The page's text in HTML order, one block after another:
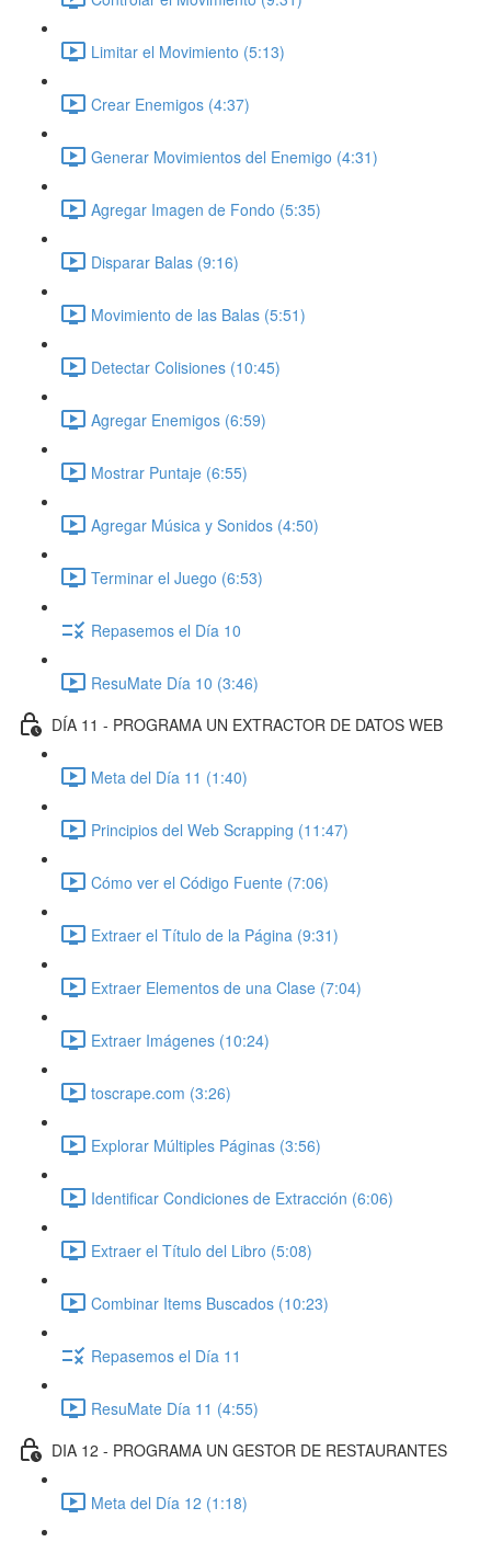
Limitar el Movimiento (5:13)
Crear Enemigos (4:37)
Generar Movimientos del Enemigo (4:31)
Agregar Imagen de Fondo (5:35)
Disparar Balas (9:16)
Movimiento de las Balas (5:51)
Detectar Colisiones (10:45)
Agregar Enemigos (6:59)
Mostrar Puntaje (6:55)
Agregar Música y Sonidos (4:50)
Terminar el Juego (6:53)
Repasemos el Día 10
ResuMate Día 10 (3:46)
DÍA 11 - PROGRAMA UN EXTRACTOR DE DATOS WEB
Meta del Día 11 (1:40)
Principios del Web Scrapping (11:47)
Cómo ver el Código Fuente (7:06)
Extraer el Título de la Página (9:31)
Extraer Elementos de una Clase (7:04)
Extraer Imágenes (10:24)
toscrape.com (3:26)
Explorar Múltiples Páginas (3:56)
Identificar Condiciones de Extracción (6:06)
Extraer el Título del Libro (5:08)
Combinar Items Buscados (10:23)
Repasemos el Día 11
ResuMate Día 11 (4:55)
DIA 12 - PROGRAMA UN GESTOR DE RESTAURANTES
Meta del Día 12 (1:18)